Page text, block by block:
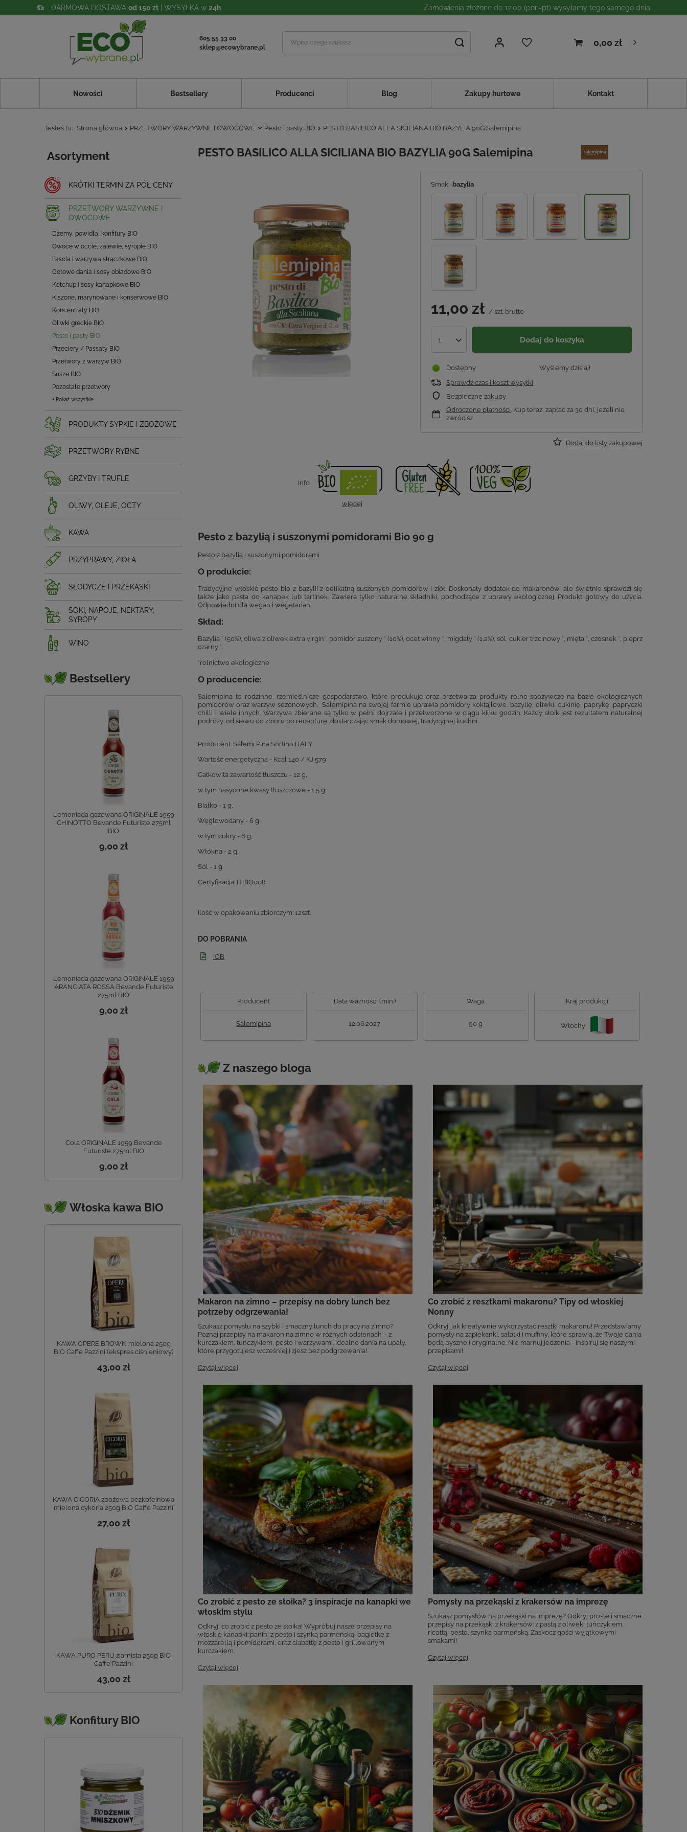
DARMOWA DOSTAWA od 150 zł | WYSYŁKA w 24h Zamówienia złożone do 12:00 (pon-pt) wysyłamy tego samego dnia
605 55 33 00
sklep@ecowybrane.pl
0,00 zł
Nowości Bestsellery Producenci Blog Zakupy hurtowe Kontakt
Jesteś tu: Strona główna PRZETWORY WARZYWNE I OWOCOWE Pesto i pasty BIO PESTO BASILICO ALLA SICILIANA BIO BAZYLIA 90G Salemipina
Asortyment
KRÓTKI TERMIN ZA PÓŁ CENY
PRZETWORY WARZYWNE I
OWOCOWE
Dżemy, powidła, konfitury BIO
Owoce w occie, zalewie, syropie BIO
Fasola i warzywa strączkowe BIO
Gotowe dania i sosy obiadowe BIO
Ketchup i sosy kanapkowe BIO
Kiszone, marynowane i konserwowe BIO
Koncentraty BIO
Oliwki greckie BIO
Pesto i pasty BIO
Przeciery / Passaty BIO
Przetwory z warzyw BIO
Susze BIO
Pozostałe przetwory
+ Pokaż wszystkie
PRODUKTY SYPKIE I ZBOŻOWE
PRZETWORY RYBNE
GRZYBY I TRUFLE
OLIWY, OLEJE, OCTY
KAWA
PRZYPRAWY, ZIOŁA
SŁODYCZE I PRZEKĄSKI
SOKI, NAPOJE, NEKTARY,
SYROPY
WINO
Bestsellery
Lemoniada gazowana ORIGINALE 1959
CHINOTTO Bevande Futuriste 275ml
BIO
9,00 zł
Lemoniada gazowana ORIGINALE 1959
ARANCIATA ROSSA Bevande Futuriste
275ml BIO
9,00 zł
Cola ORIGINALE 1959 Bevande
Futuriste 275ml BIO
9,00 zł
Włoska kawa BIO
KAWA OPERE BROWN mielona 250g
BIO Caffe Pazzini (ekspres ciśnieniowy)
43,00 zł
KAWA CICORIA zbożowa bezkofeinowa
mielona cykoria 250g BIO Caffe Pazzini
27,00 zł
KAWA PURO PERU ziarnista 250g BIO
Caffe Pazzini
43,00 zł
Konfitury BIO
PESTO BASILICO ALLA SICILIANA BIO BAZYLIA 90G Salemipina
Smak: bazylia
11,00 zł / szt. brutto
1 Dodaj do koszyka
Wyślemydzisiaj!
Dostępny
Sprawdź czas i koszt wysyłki
Bezpieczne zakupy
Odroczone płatności. Kup teraz, zapłać za 30 dni, jeżeli nie
zwrócisz.
Dodaj do listy zakupowej
Info
więcej
Pesto z bazylią i suszonymi pomidorami Bio 90 g
Pesto z bazylią i suszonymi pomidorami
O produkcie:
Tradycyjne włoskie pesto bio z bazylii z delikatną suszonych pomidorów i ziół. Doskonały dodatek do makaronów, ale świetnie sprawdzi się
także jako pasta do kanapek lub tartinek. Zawiera tylko naturalne składniki, pochodzące z uprawy ekologicznej. Produkt gotowy do użycia.
Odpowiedni dla wegan i wegetarian.
Skład:
Bazylia * (50%), oliwa z oliwek extra virgin*, pomidor suszony * (10%), ocet winny *, migdały * (1,2%), sól, cukier trzcinowy *, mięta *, czosnek *, pieprz
czarny *.
*rolnictwo ekologiczne
O producencie:
Salemipina to rodzinne, rzemieślnicze gospodarstwo, które produkuje oraz przetwarza produkty rolno-spożywcze na bazie ekologicznych
pomidorów oraz warzyw sezonowych. Salemipina na swojej farmie uprawia pomidory koktajlowe, bazylię, oliwki, cukinię, paprykę, papryczki
chilli i wiele innych. Warzywa zbierane są tylko w pełni dojrzałe i przetworzone w ciągu kilku godzin. Każdy słoik jest rezultatem naturalnej
podróży: od siewu do zbioru po recepturę, dostarczając smak domowej, tradycyjnej kuchni.
Producent: Salemi Pina Sortino ITALY
Wartość energetyczna - Kcal 140 / KJ 579
Całkowita zawartość tłuszczu - 12 g,
w tym nasycone kwasy tłuszczowe - 1,5 g,
Białko - 1 g,
Węglowodany - 6 g,
w tym cukry - 6 g,
Włókna - 2 g,
Sól - 1 g
Certyfikacja: ITBIO008
Ilość w opakowaniu zbiorczym: 12szt.
DO POBRANIA
IOB
Producent
Salemipina
Data ważności (min.)
12.06.2027
Waga
90 g
Kraj produkcji
Włochy
Z naszego bloga
Makaron na zimno – przepisy na dobry lunch bez
potrzeby odgrzewania!
Szukasz pomysłu na szybki i smaczny lunch do pracy na zimno?
Poznaj przepisy na makaron na zimno w różnych odsłonach – z
kurczakiem, tuńczykiem, pesto i warzywami. Idealne dania na upały,
które przygotujesz wcześniej i zjesz bez podgrzewania!
Czytaj więcej
Co zrobić z resztkami makaronu? Tipy od włoskiej
Nonny
Odkryj, jak kreatywnie wykorzystać resztki makaronu! Przedstawiamy
pomysły na zapiekanki, sałatki i muffiny, które sprawią, że Twoje dania
będą pyszne i oryginalne. Nie marnuj jedzenia - inspiruj się naszymi
przepisami!
Czytaj więcej
Co zrobić z pesto ze słoika? 3 inspiracje na kanapki we
włoskim stylu
Odkryj, co zrobić z pesto ze słoika! Wypróbuj nasze przepisy na
włoskie kanapki: panini z pesto i szynką parmeńską, bagietkę z
mozzarellą i pomidorami, oraz ciabattę z pesto i grillowanym
kurczakiem.
Czytaj więcej
Pomysły na przekąski z krakersów na imprezę
Szukasz pomysłów na przekąski na imprezę? Odkryj proste i smaczne
przepisy na przekąski z krakersów: z pastą z oliwek, tuńczykiem,
ricottą, pesto, szynką parmeńską. Zaskocz gości wyjątkowymi
smakami!
Czytaj więcej